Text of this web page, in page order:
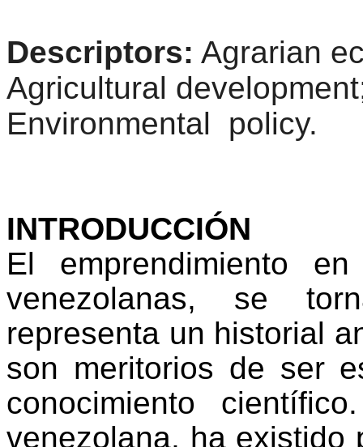
Descriptors: Agrarian
Agricultural
Environmental
policy.
INTRODUCCIÓN
El emprendimiento
venezolanas, se
representa un historial
son meritorios de ser
conocimiento
venezolana, ha existido